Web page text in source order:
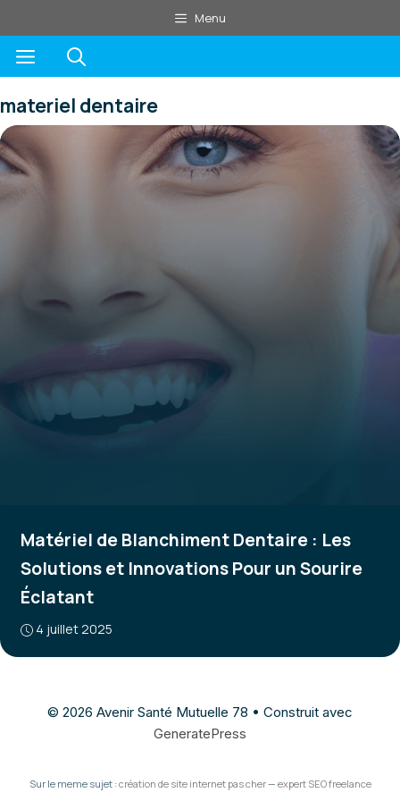
au
contenu
Menu
Menu
materiel dentaire
Matériel de Blanchiment Dentaire : Les
Solutions et Innovations Pour un Sourire
Éclatant
4 juillet 2025
© 2026 Avenir Santé Mutuelle 78 • Construit avec
GeneratePress
Sur le meme sujet : création de site internet pas cher— expert SEO freelance